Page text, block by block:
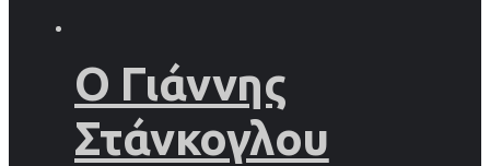
Ο Γιάννης
Στάνκογλου